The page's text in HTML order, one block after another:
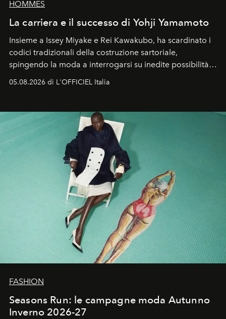
HOMMES
La carriera e il successo di Yohji Yamamoto
Insieme a Issey Miyake e Rei Kawakubo, ha scardinato i
codici tradizionali della costruzione sartoriale,
spingendo la moda a interrogarsi su inedite possibilità
formali e a ridefinire il concetto stesso di silhouette.
un’impronta indelebile nella storia della moda.
05.08.2026 di L'OFFICIEL Italia
FASHION
Seasons Run: le campagne moda Autunno
Inverno 2026-27